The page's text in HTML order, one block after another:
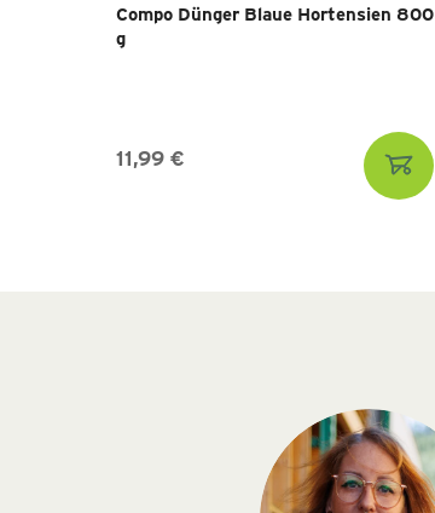
Compo Dünger Blaue Hortensien 800
g
11,99 €